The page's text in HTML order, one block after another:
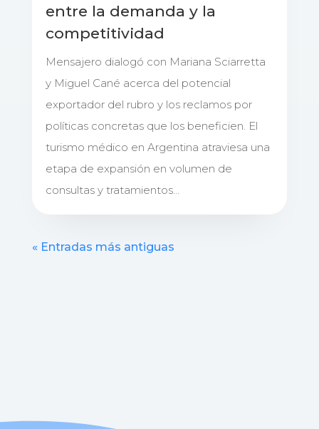
entre la demanda y la
competitividad
Mensajero dialogó con Mariana Sciarretta
y Miguel Cané acerca del potencial
exportador del rubro y los reclamos por
políticas concretas que los beneficien. El
turismo médico en Argentina atraviesa una
etapa de expansión en volumen de
consultas y tratamientos...
« Entradas más antiguas